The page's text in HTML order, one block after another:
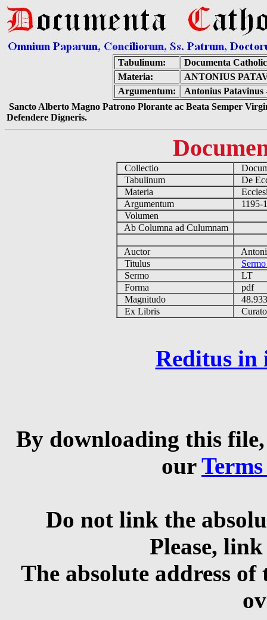
Tabulinum:
Documenta
Materia:
ANTONIUS
Argumentum:
Antonius Patavinus
Sancto Alberto Magno Patrono Plorante ac Beata Semper
Defendere Digneris.
Collectio
Tabulinum
De
Materia
Argumentum
1195-
Volumen
Ab Columna ad Culumnam
Auctor
Titulus
Sermo
LT
Forma
pdf
Magnitudo
Ex Libris
Reditus in
By downloading this
our
Do not link the
Please,
The absolute address